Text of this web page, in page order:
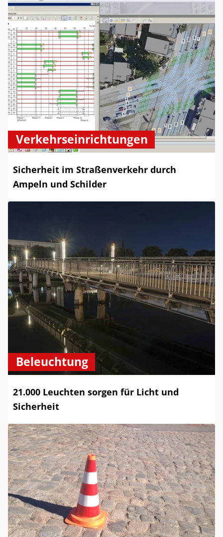
Verkehrseinrichtungen
Sicherheit im Straßenverkehr durch
Ampeln und Schilder
Beleuchtung
21.000 Leuchten sorgen für Licht und
Sicherheit